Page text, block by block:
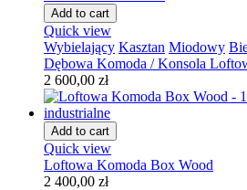
Add to cart
Quick view
Wybielający Kasztan Miodowy
Dębowa Komoda / Konsola
2 600,00 zł
Add to cart
Quick view
Loftowa Komoda Box Wood
2 400,00 zł